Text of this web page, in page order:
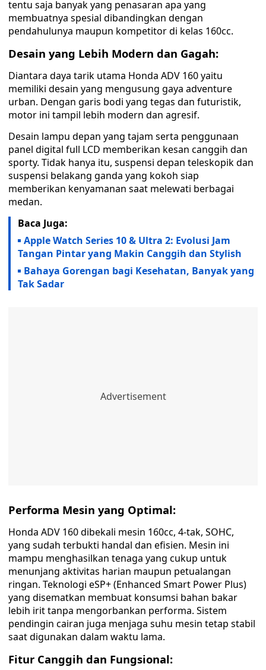
tentu saja banyak yang penasaran apa yang
membuatnya spesial dibandingkan dengan
pendahulunya maupun kompetitor di kelas 160cc.
Desain yang Lebih Modern dan Gagah:
Diantara daya tarik utama Honda ADV 160 yaitu
memiliki desain yang mengusung gaya adventure
urban. Dengan garis bodi yang tegas dan futuristik,
motor ini tampil lebih modern dan agresif.
Desain lampu depan yang tajam serta penggunaan
panel digital full LCD memberikan kesan canggih dan
sporty. Tidak hanya itu, suspensi depan teleskopik dan
suspensi belakang ganda yang kokoh siap
memberikan kenyamanan saat melewati berbagai
medan.
Baca Juga:
Apple Watch Series 10 & Ultra 2: Evolusi Jam
Tangan Pintar yang Makin Canggih dan Stylish
Bahaya Gorengan bagi Kesehatan, Banyak yang
Tak Sadar
Performa Mesin yang Optimal:
Honda ADV 160 dibekali mesin 160cc, 4-tak, SOHC,
yang sudah terbukti handal dan efisien. Mesin ini
mampu menghasilkan tenaga yang cukup untuk
menunjang aktivitas harian maupun petualangan
ringan. Teknologi eSP+ (Enhanced Smart Power Plus)
yang disematkan membuat konsumsi bahan bakar
lebih irit tanpa mengorbankan performa. Sistem
pendingin cairan juga menjaga suhu mesin tetap stabil
saat digunakan dalam waktu lama.
Fitur Canggih dan Fungsional: